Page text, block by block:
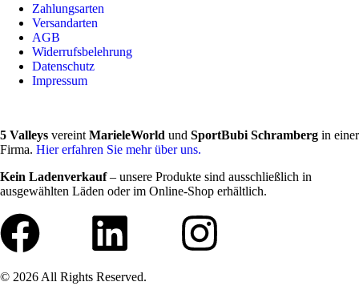
Zahlungsarten
Versandarten
AGB
Widerrufsbelehrung
Datenschutz
Impressum
5 Valleys vereint MarieleWorld und SportBubi Schramberg in einer
Firma. Hier erfahren Sie mehr über uns.
Kein Ladenverkauf– unsere Produkte sind ausschließlich in
ausgewählten Läden oder im Online-Shop erhältlich.
© 2026 All Rights Reserved.